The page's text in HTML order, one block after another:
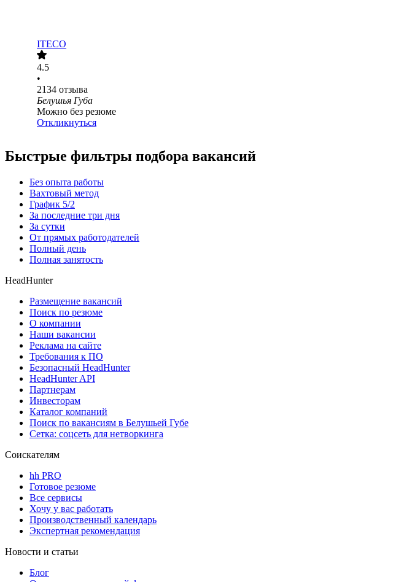
ITECO
4.5
•
2134 отзыва
Белушья Губа
Можно без резюме
Откликнуться
Быстрые фильтры подбора вакансий
Без опыта работы
Вахтовый метод
График 5/2
За последние три дня
За сутки
От прямых работодателей
Полный день
Полная занятость
HeadHunter
Размещение вакансий
Поиск по резюме
О компании
Наши вакансии
Реклама на сайте
Требования к ПО
Безопасный HeadHunter
HeadHunter API
Партнерам
Инвесторам
Каталог компаний
Поиск по вакансиям в Белушьей Губе
Сетка: соцсеть для нетворкинга
Соискателям
hh PRO
Готовое резюме
Все сервисы
Хочу у вас работать
Производственный календарь
Экспертная рекомендация
Новости и статьи
Блог